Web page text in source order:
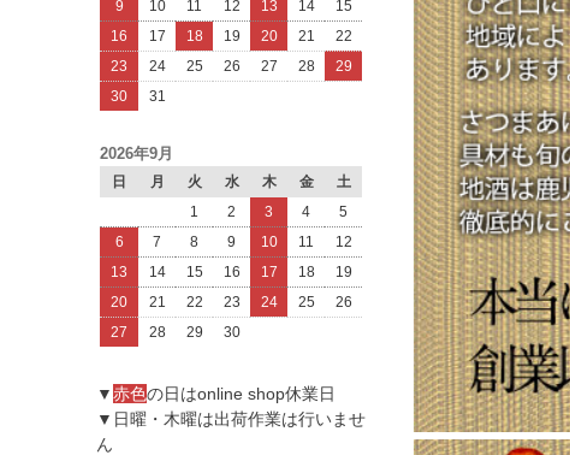
9
10 11 12 13 14
15
16
17 18 19 20 21
22
23
24 25 26 27 28
29
30
31
2026年9月
日 月 火 水 木 金
土
1
2 3 4
5
6
7 8 9 10 11
12
13
14 15 16 17 18
19
20
21 22 23 24 25
26
27
28 29 30
▼赤色の日はonline shop休業日
▼日曜・木曜は出荷作業は行いませ
ん